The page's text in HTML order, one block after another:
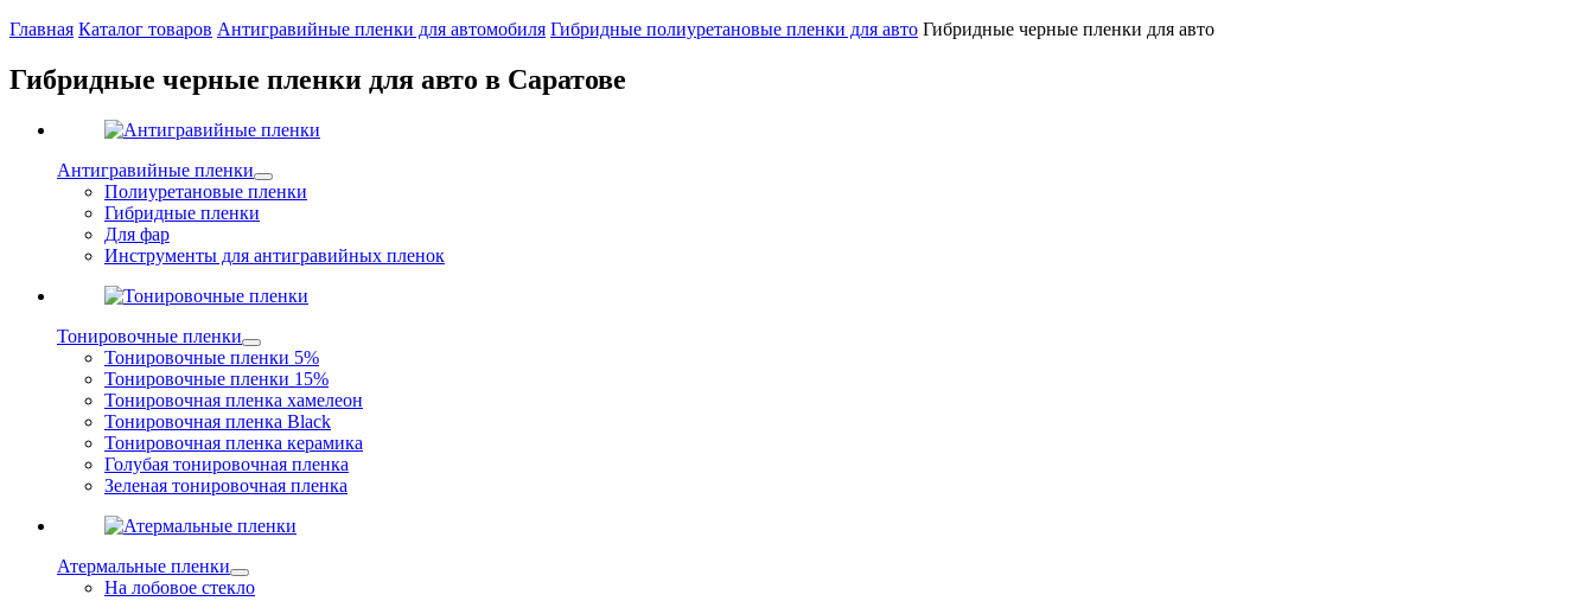
Главная Каталог товаров Антигравийные пленки для автомобиля Гибридные полиуретановые пленки для авто Гибридные черные пленки для авто
Гибридные черные пленки для авто в Саратове
Антигравийные пленки
Полиуретановые пленки
Гибридные пленки
Для фар
Инструменты для антигравийных пленок
Тонировочные пленки
Тонировочные пленки 5%
Тонировочные пленки 15%
Тонировочная пленка хамелеон
Тонировочная пленка Black
Тонировочная пленка керамика
Голубая тонировочная пленка
Зеленая тонировочная пленка
Атермальные пленки
На лобовое стекло